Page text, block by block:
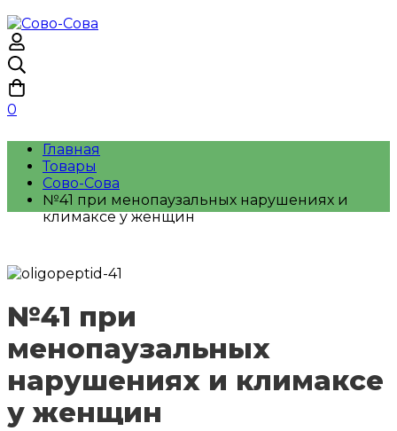
0
Главная
Товары
Сово-Сова
№41 при менопаузальных нарушениях и
климаксе у женщин
№41 при
менопаузальных
нарушениях и климаксе
у женщин